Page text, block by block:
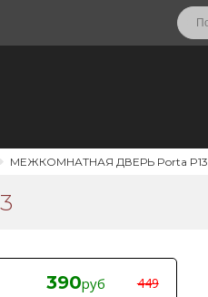
МЕЖКОМНАТНАЯ ДВЕРЬ Porta P13
390руб 449